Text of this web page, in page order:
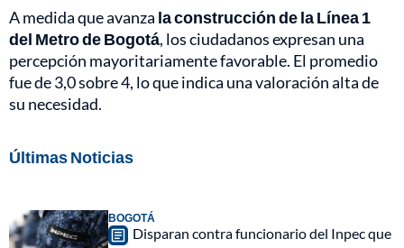
A medida que avanza la construcción de la Línea 1
del Metro de Bogotá, los ciudadanos expresan una
percepción mayoritariamente favorable. El promedio
fue de 3,0 sobre 4, lo que indica una valoración alta de
su necesidad.
Últimas Noticias
BOGOTÁ
Disparan contra funcionario del Inpec que